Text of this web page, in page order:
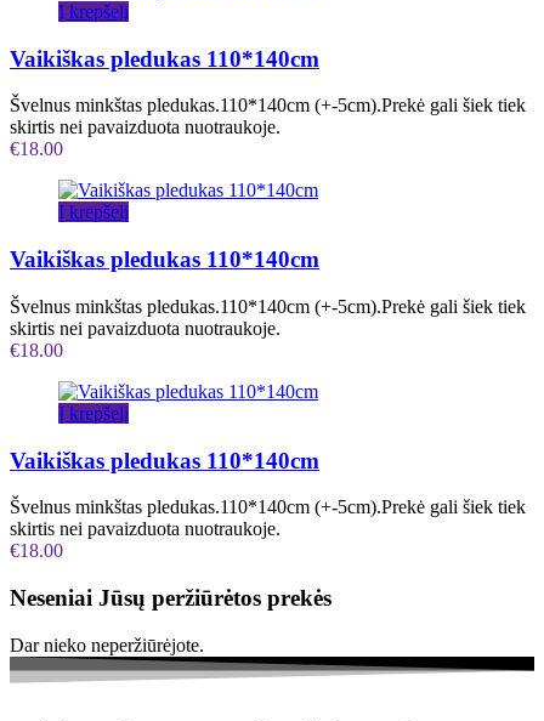
Į krepšelį
Vaikiškas pledukas 110*140cm
Švelnus minkštas pledukas.110*140cm (+-5cm).Prekė gali šiek tiek
skirtis nei pavaizduota nuotraukoje.
€18.00
Į krepšelį
Vaikiškas pledukas 110*140cm
Švelnus minkštas pledukas.110*140cm (+-5cm).Prekė gali šiek tiek
skirtis nei pavaizduota nuotraukoje.
€18.00
Į krepšelį
Vaikiškas pledukas 110*140cm
Švelnus minkštas pledukas.110*140cm (+-5cm).Prekė gali šiek tiek
skirtis nei pavaizduota nuotraukoje.
€18.00
Neseniai Jūsų peržiūrėtos prekės
Dar nieko neperžiūrėjote.